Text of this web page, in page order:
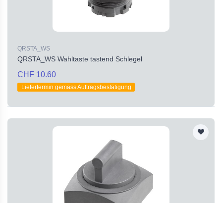
QRSTA_WS
QRSTA_WS Wahltaste tastend Schlegel
CHF 10.60
Liefertermin gemäss Auftragsbestätigung